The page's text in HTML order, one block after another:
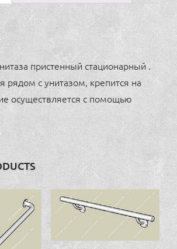
пристенный стационарный .
рядом с унитазом, крепится на
осуществляется с помощью